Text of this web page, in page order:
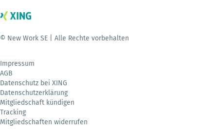
© New Work SE | Alle Rechte vorbehalten
Impressum
AGB
Datenschutz bei XING
Datenschutzerklärung
Mitgliedschaft kündigen
Tracking
Mitgliedschaften widerrufen